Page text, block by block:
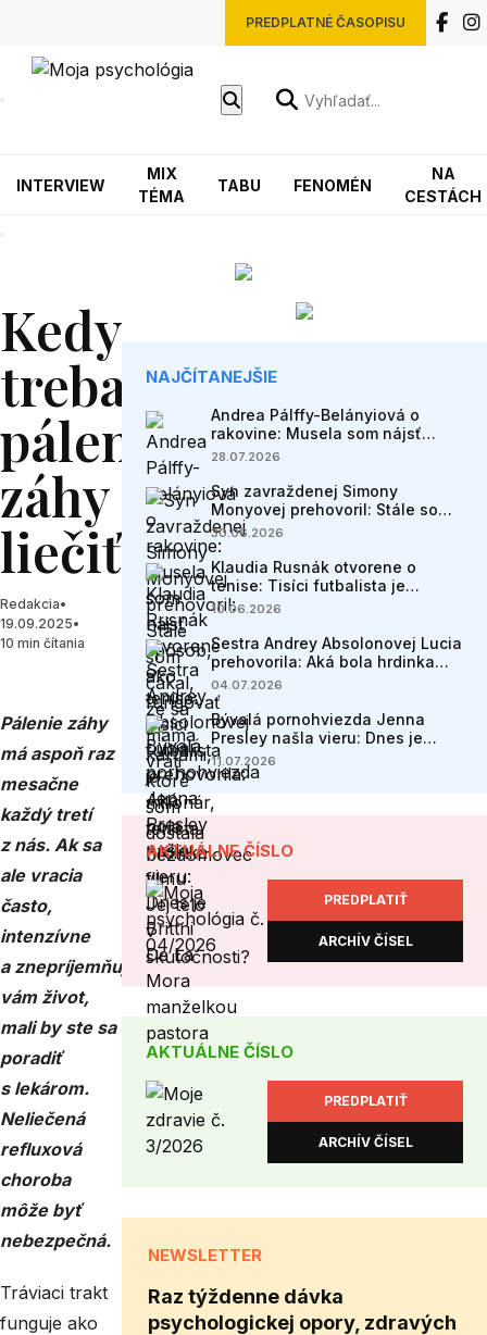
PREDPLATNÉ ČASOPISU
INTERVIEW
MIX
TÉMA
TABU FENOMÉN
NA
CESTÁCH
Kedy
treba
pálenie
záhy
liečiť?
Redakcia•
19.09.2025•
10 min čítania
Pálenie záhy
má aspoň raz
mesačne
každý tretí
z nás. Ak sa
ale vracia
často,
intenzívne
a znepríjemňuje
vám život,
mali by ste sa
poradiť
s lekárom.
Neliečená
refluxová
choroba
môže byť
nebezpečná.
Tráviaci trakt
funguje ako
NAJČÍTANEJŠIE
Andrea Pálffy-Belányiová o
rakovine: Musela som nájsť
spôsob, ako fungovať s kartami,
28.07.2026
Syn zavraždenej Simony
Monyovej prehovoril: Stále som
čakal, že sa mama vráti
30.06.2026
Klaudia Rusnák otvorene o
tenise: Tisíci futbalista je
milionár, tenista bezdomovec
10.06.2026
Sestra Andrey Absolonovej Lucia
prehovorila: Aká bola hrdinka
filmu Jej telo v skutočnosti?
04.07.2026
Bývalá pornohviezda Jenna
Presley našla vieru: Dnes je
Brittni De La Mora manželkou
pastora
11.07.2026
AKTUÁLNE ČÍSLO
PREDPLATIŤ
ARCHÍV ČÍSEL
AKTUÁLNE ČÍSLO
PREDPLATIŤ
ARCHÍV ČÍSEL
NEWSLETTER
Raz týždenne dávka
psychologickej opory, zdravých